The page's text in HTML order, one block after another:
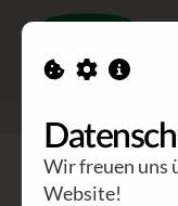
Blog
Wir freuen uns
Website!